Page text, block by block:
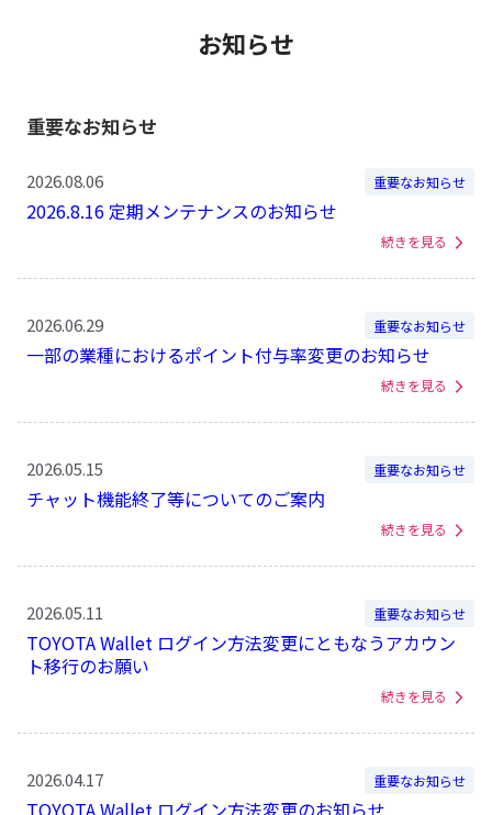
お知らせ
重要なお知らせ
重要なお知らせ
2026.08.06
2026.8.16 定期メンテナンスのお知らせ
続きを見る
重要なお知らせ
2026.06.29
一部の業種におけるポイント付与率変更のお知らせ
続きを見る
重要なお知らせ
2026.05.15
チャット機能終了等についてのご案内
続きを見る
重要なお知らせ
2026.05.11
TOYOTA Wallet ログイン方法変更にともなうアカウン
ト移行のお願い
続きを見る
重要なお知らせ
2026.04.17